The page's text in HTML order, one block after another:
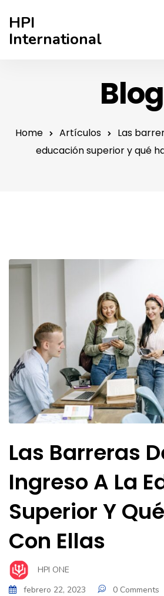
HPI
International
Mejore Su Admisión
Éxito Estudiantil
Blog
Home Artículos
Las
educación superior y qué
Las Barreras
Ingreso A La
Superior Y
Con Ellas
HPI ONE
febrero 22, 2023
0 Comments